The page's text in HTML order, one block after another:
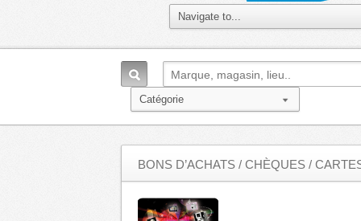
BONS D’ACHATS / CHÈQUES /